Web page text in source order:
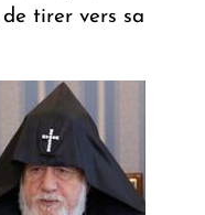
tirer vers sa